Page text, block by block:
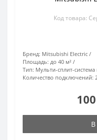
Код товара:
Бренд: Mitsubishi Electric
Площадь: до 40 м²
Тип: Мульти-сплит-
Количество подключений: